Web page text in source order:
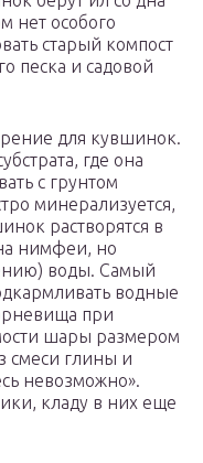
нет особого
старый компост
песка и садовой
для кувшинок.
где она
с грунтом
минерализуется,
растворятся в
нимфеи, но
воды. Самый
водные
при
шары размером
смеси глины и
невозможно».
кладу в них еще